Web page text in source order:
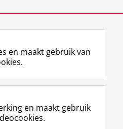
F
a
e
b
L
i
k
e
R
S
-
f
I
n
t
Y
o
T
en maakt gebruik van
en maakt gebruik